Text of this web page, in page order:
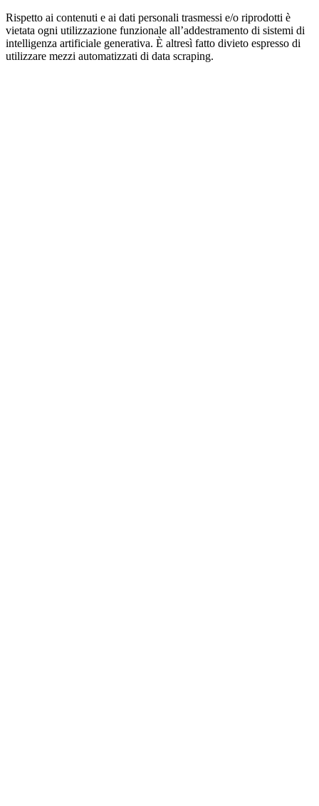
Rispetto ai contenuti e ai dati personali trasmessi e/o riprodotti è
vietata ogni utilizzazione funzionale all’addestramento di sistemi di
intelligenza artificiale generativa. È altresì fatto divieto espresso di
utilizzare mezzi automatizzati di data scraping.